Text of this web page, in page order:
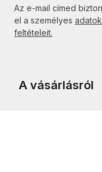
Az e-mail címed
el a személyes
feltételeit.
A vásárlásról